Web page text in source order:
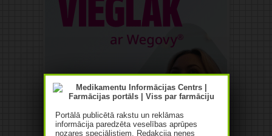
Portālā publicētā rakstu un reklāmas
informācija paredzēta veselības aprūpes
nozares speciālistiem. Redakcija nenes